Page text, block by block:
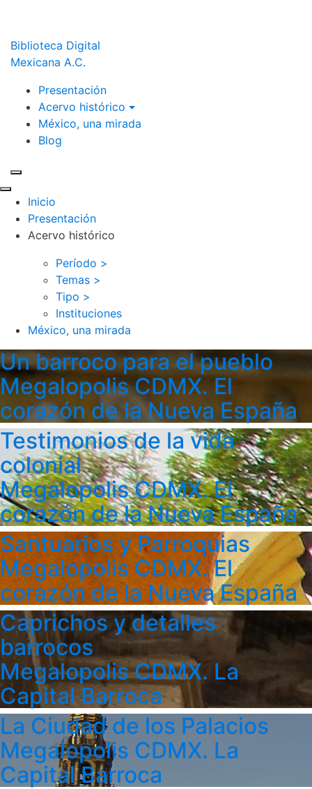
Biblioteca Digital
Mexicana A.C.
Presentación
Acervo histórico
México, una mirada
Blog
Inicio
Presentación
Acervo histórico
Período >
Temas >
Tipo >
Instituciones
México, una mirada
Un barroco para el pueblo
Megalopolis CDMX. El
corazón de la Nueva España
Testimonios de la vida
colonial
Megalopolis CDMX. El
corazón de la Nueva España
Santuarios y Parroquias
Megalopolis CDMX. El
corazón de la Nueva España
Caprichos y detalles
barrocos
Megalopolis CDMX. La
Capital Barroca
La Ciudad de los Palacios
Megalopolis CDMX. La
Capital Barroca